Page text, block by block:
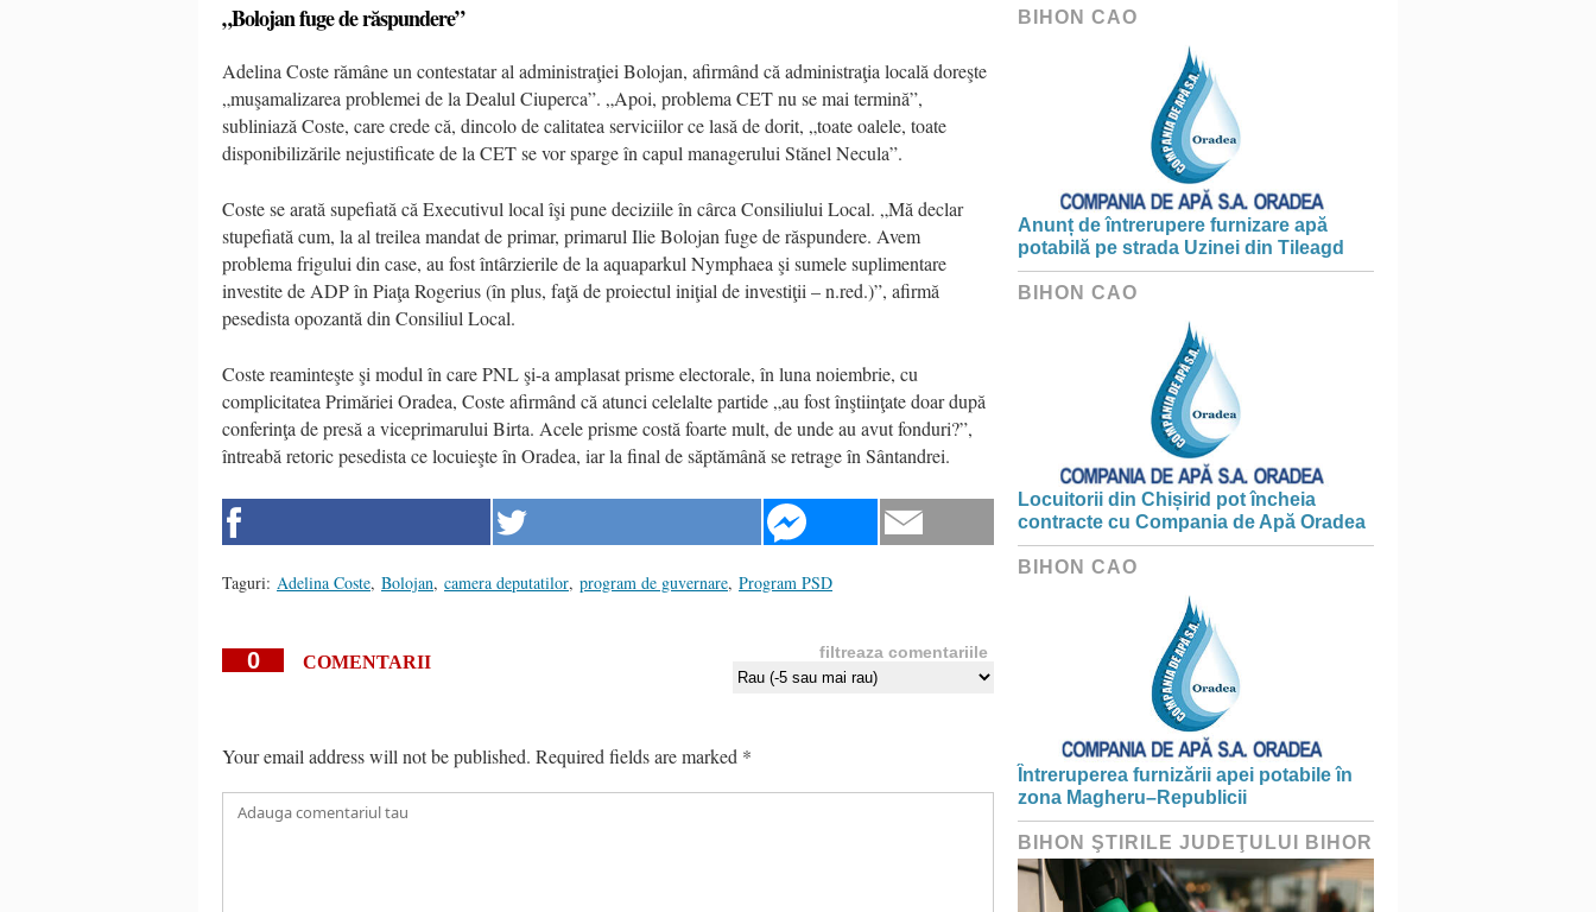
„Bolojan fuge de răspundere”
Adelina Coste rămâne un contestatar al administraţiei Bolojan, afirmând că administraţia locală doreşte
„muşamalizarea problemei de la Dealul Ciuperca”. „Apoi, problema CET nu se mai termină”,
subliniază Coste, care crede că, dincolo de calitatea serviciilor ce lasă de dorit, „toate oalele, toate
disponibilizările nejustificate de la CET se vor sparge în capul managerului Stănel Necula”.
Coste se arată supefiată că Executivul local îşi pune deciziile în cârca Consiliului Local. „Mă declar
stupefiată cum, la al treilea mandat de primar, primarul Ilie Bolojan fuge de răspundere. Avem
problema frigului din case, au fost întârzierile de la aquaparkul Nymphaea şi sumele suplimentare
investite de ADP în Piaţa Rogerius (în plus, faţă de proiectul iniţial de investiţii – n.red.)”, afirmă
pesedista opozantă din Consiliul Local.
Coste reaminteşte şi modul în care PNL şi-a amplasat prisme electorale, în luna noiembrie, cu
complicitatea Primăriei Oradea, Coste afirmând că atunci celelalte partide „au fost înştiinţate doar după
conferinţa de presă a viceprimarului Birta. Acele prisme costă foarte mult, de unde au avut fonduri?”,
întreabă retoric pesedista ce locuieşte în Oradea, iar la final de săptămână se retrage în Sântandrei.
Taguri: Adelina Coste, Bolojan, camera deputatilor, program de guvernare, Program PSD
0 COMENTARII filtreaza comentariile
Your email address will not be published. Required fields are marked *
BIHON CAO
Anunț de întrerupere furnizare apă
potabilă pe strada Uzinei din Tileagd
BIHON CAO
Locuitorii din Chișirid pot încheia
contracte cu Compania de Apă Oradea
BIHON CAO
Întreruperea furnizării apei potabile în
zona Magheru–Republicii
BIHON ŞTIRILE JUDEŢULUI BIHOR